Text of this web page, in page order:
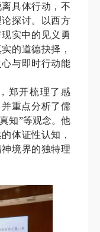
具体行动，不
探讨。以西方
实中的见义勇
的道德抉择，
与即时行动能
郑开梳理了感
重点分析了儒
知”等观念。他
体证性认知，
境界的独特理